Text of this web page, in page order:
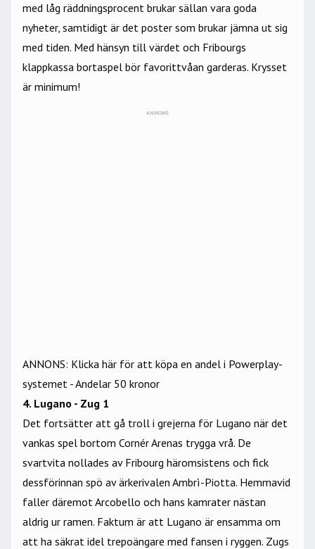
med låg räddningsprocent brukar sällan vara goda
nyheter, samtidigt är det poster som brukar jämna ut sig
med tiden. Med hänsyn till värdet och Fribourgs
klappkassa bortaspel bör favorittvåan garderas. Krysset
är minimum!
ANNONS
ANNONS: Klicka här för att köpa en andel i Powerplay-
systemet - Andelar 50 kronor
4. Lugano - Zug 1
Det fortsätter att gå troll i grejerna för Lugano när det
vankas spel bortom Cornér Arenas trygga vrå. De
svartvita nollades av Fribourg häromsistens och fick
dessförinnan spö av ärkerivalen Ambrì-Piotta. Hemmavid
faller däremot Arcobello och hans kamrater nästan
aldrig ur ramen. Faktum är att Lugano är ensamma om
att ha säkrat idel trepoängare med fansen i ryggen. Zugs